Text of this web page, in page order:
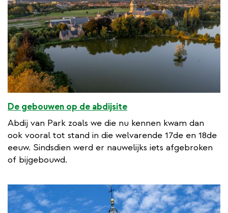
De gebouwen op de abdijsite
Abdij van Park zoals we die nu kennen kwam dan
ook vooral tot stand in die welvarende 17de en 18de
eeuw. Sindsdien werd er nauwelijks iets afgebroken
of bijgebouwd.